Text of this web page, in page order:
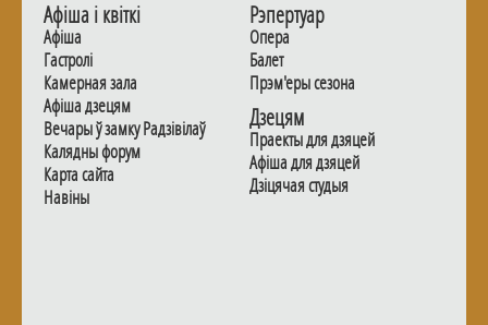
Афiша i квiткi
Афiша
Гастролi
Камерная зала
Афiша дзецям
Вечары ў замку Радзiвiлаў
Калядны форум
Карта сайта
Навiны
Рэпертуар
Опера
Балет
Прэм'еры сезона
Дзецям
Праекты для дзяцей
Афiша для дзяцей
Дзiцячая студыя